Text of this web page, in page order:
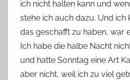
ich nicht halten kann und
stehe ich auch dazu. Und ich
das geschafft zu haben, war
Ich habe die halbe Nacht
und hatte Sonntag eine Art
aber nicht, weil ich zu viel